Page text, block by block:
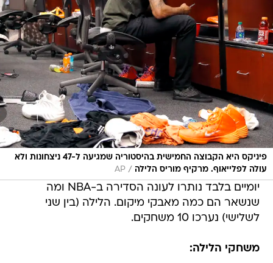
פיניקס היא הקבוצה החמישית בהיסטוריה שמגיעה ל-47 ניצחונות ולא
עולה לפלייאוף. מרקיף מוריס הלילה /
AP
יומיים בלבד נותרו לעונה הסדירה ב-NBA ומה
שנשאר הם כמה מאבקי מיקום. הלילה (בין שני
לשלישי) נערכו 10 משחקים.
משחקי הלילה: